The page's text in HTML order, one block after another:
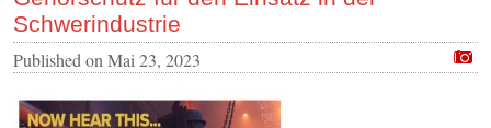
Schwerindustrie
Published on Mai 23, 2023